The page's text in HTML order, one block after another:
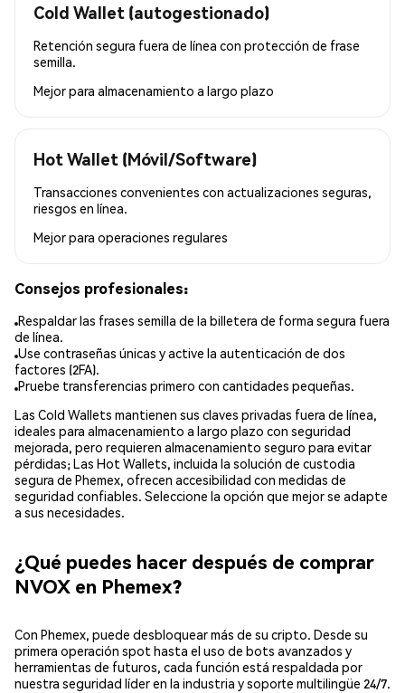
Cold Wallet (autogestionado)
Retención segura fuera de línea con protección de frase
semilla.
Mejor para almacenamiento a largo plazo
Hot Wallet (Móvil/Software)
Transacciones convenientes con actualizaciones seguras,
riesgos en línea.
Mejor para operaciones regulares
Consejos profesionales:
Respaldar las frases semilla de la billetera de forma segura fuera
de línea.
Use contraseñas únicas y active la autenticación de dos
factores (2FA).
Pruebe transferencias primero con cantidades pequeñas.
Las Cold Wallets mantienen sus claves privadas fuera de línea,
ideales para almacenamiento a largo plazo con seguridad
mejorada, pero requieren almacenamiento seguro para evitar
pérdidas; Las Hot Wallets, incluida la solución de custodia
segura de Phemex, ofrecen accesibilidad con medidas de
seguridad confiables. Seleccione la opción que mejor se adapte
a sus necesidades.
¿Qué puedes hacer después de comprar
NVOX en Phemex?
Con Phemex, puede desbloquear más de su cripto. Desde su
primera operación spot hasta el uso de bots avanzados y
herramientas de futuros, cada función está respaldada por
nuestra seguridad líder en la industria y soporte multilingüe 24/7.